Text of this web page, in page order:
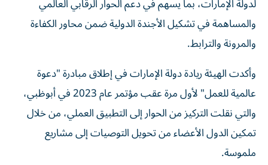
والمساهمة في تشكيل الأجندة الدولية ضمن محاور الكفاءة
والمرونة والترابط.
وأكدت الهيئة ريادة دولة الإمارات في إطلاق مبادرة "دعوة
عالمية للعمل" لأول مرة عقب مؤتمر عام 2023 في أبوظبي،
والتي نقلت التركيز من الحوار إلى التطبيق العملي، من خلال
تمكين الدول الأعضاء من تحويل التوصيات إلى مشاريع
ملموسة.